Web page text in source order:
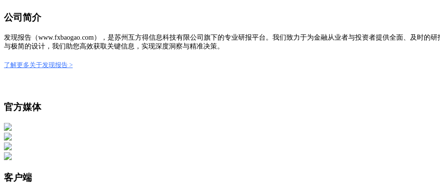
公司简介
发现报告（www.fxbaogao.com），是苏州互方得信息科技有限公司旗下的专业研报平台。我们致力于为金融从业者与投资者提供全面、及时的
与极简的设计，我们助您高效获取关键信息，实现深度洞察与精准决策。
了解更多关于发现报告 >
官方媒体
客户端